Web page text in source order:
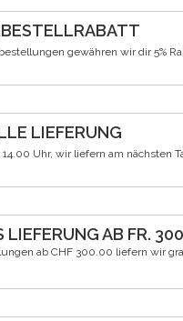
gewähren wir dir 5%
LIEFERUNG
Uhr, wir liefern am nächsten
LIEFERUNG AB FR.
ab CHF 300.00 liefern wir